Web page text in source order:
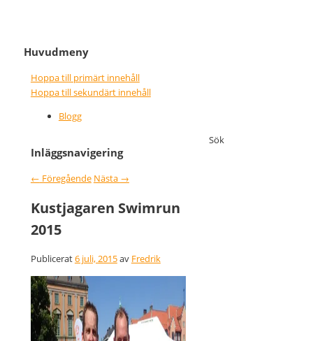
Nice wins nothing
faster
Huvudmeny
Hoppa till primärt innehåll
Hoppa till sekundärt innehåll
Blogg
Inläggsnavigering
← Föregående Nästa →
Kustjagaren Swimrun
2015
Publicerat6 juli, 2015av Fredrik
Sök